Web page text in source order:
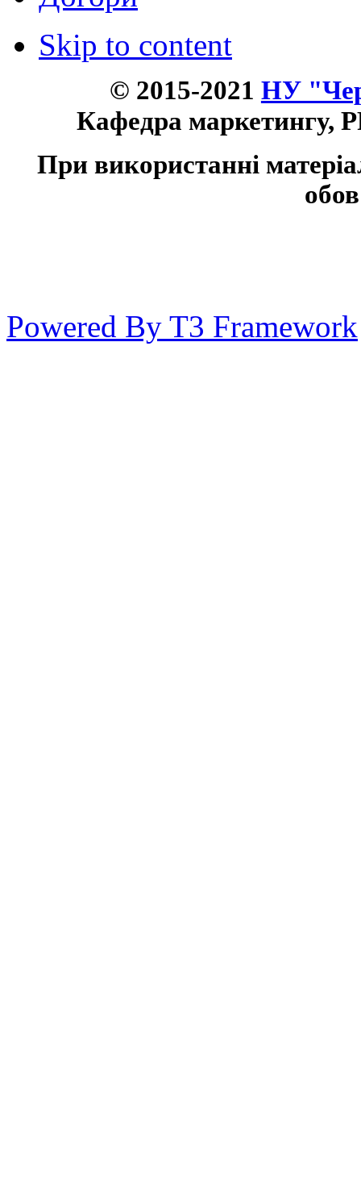
Skip to content
© 2015-2021 НУ
Кафедра маркетингу,
При використанні
Powered By T3 Framework